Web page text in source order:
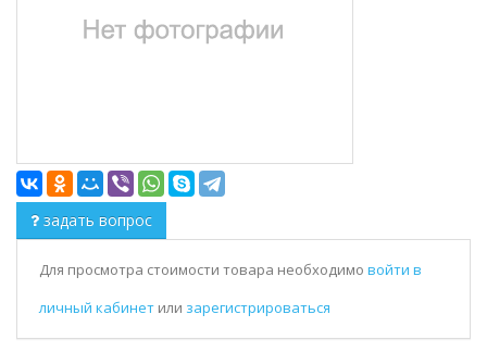
задать вопрос
Для просмотра стоимости товара необходимо войти в
личный кабинет или зарегистрироваться